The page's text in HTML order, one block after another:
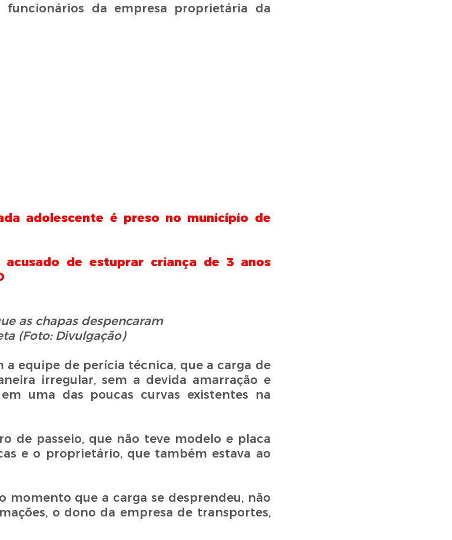
da empresa proprietária da
adolescente é preso no município de
de estuprar criança de 3 anos
as chapas despencaram
(Foto: Divulgação)
equipe de perícia técnica, que a carga de
irregular, sem a devida amarração e
uma das poucas curvas existentes na
de passeio, que não teve modelo e placa
e o proprietário, que também estava ao
momento que a carga se desprendeu, não
o dono da empresa de transportes,